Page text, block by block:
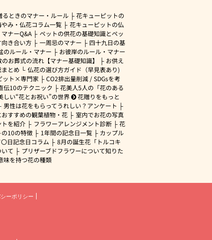
るときのマナー・ルール
花キューピットの
み・仏花コラム一覧
花キューピットの仏
ナーQ&A
ペットの供花の基礎知識とペッ
向き合い方
一周忌のマナー
四十九日の基
のルール・マナー
お彼岸のルール・マナー
お葬式の流れ【マナー基礎知識】
お供え
とめ
仏花の選び方ガイド（早見表あり)
ット×専門家
CO2排出量削減 / SDGsを考
伝10のテクニック
花美人5人の「花のある
しい“花とお祝い”の世界
花贈りをもっと
男性は花をもらってうれしい？アンケート
すすめの観葉植物・花
室内でお花の写真
を紹介
フラワーアレンジメント診断
花
10の特徴
1年間の記念日一覧
カップル
日記念日コラム
8月の誕生花「トルコキ
て
プリザーブドフラワーについて知りた
味を持つ花の種類
ーポリシー